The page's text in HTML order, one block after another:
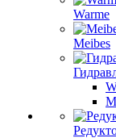
Warme
Meibes